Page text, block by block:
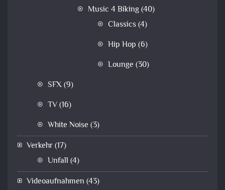
Music 4 Biking(40)
Classics(4)
Hip Hop (6)
Lounge (30)
SFX(9)
TV(16)
White Noise (3)
Verkehr(17)
Unfall (4)
Videoaufnahmen (43)